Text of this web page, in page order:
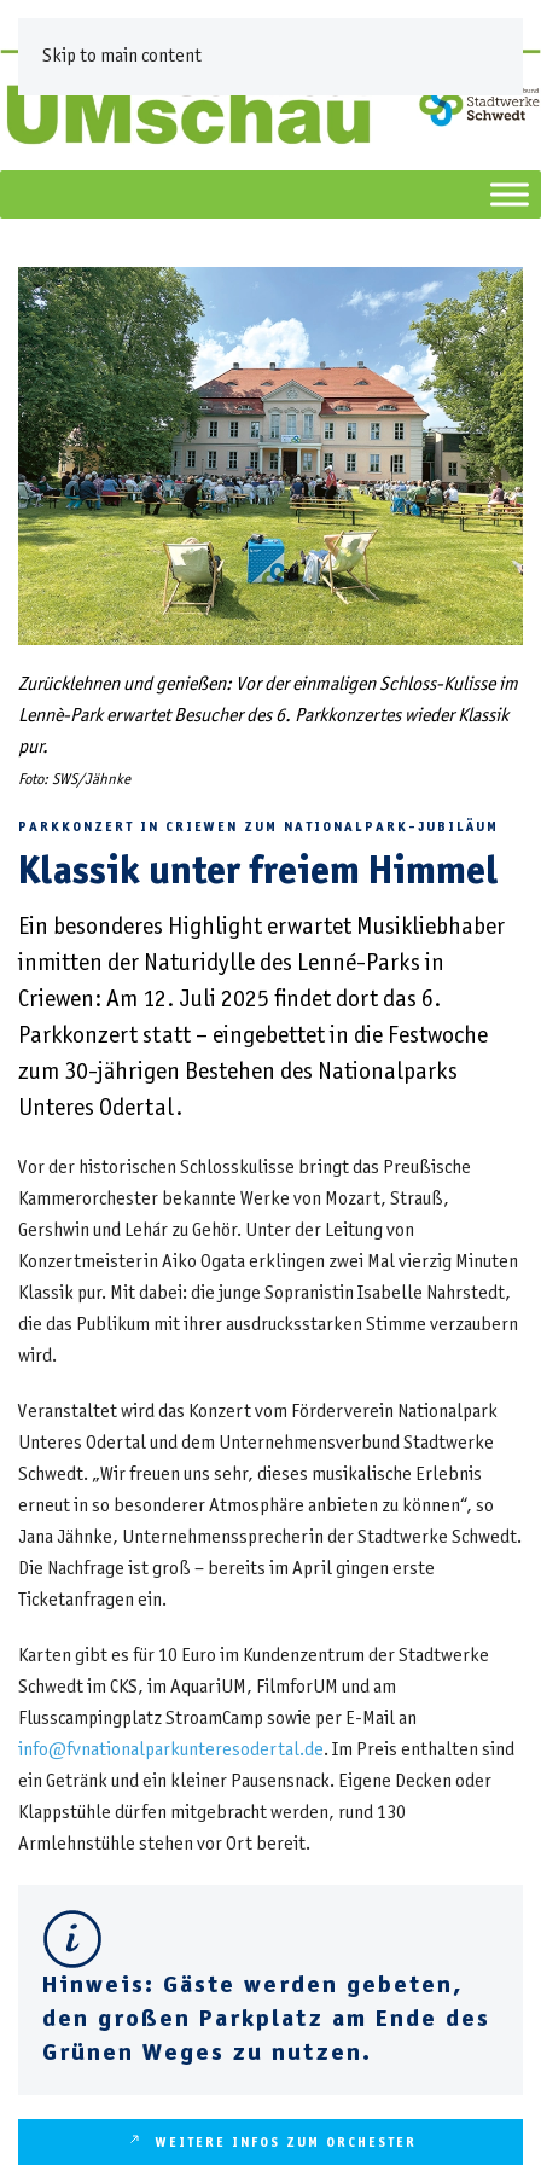
Skip to main content
Zurücklehnen und genießen: Vor der einmaligen Schloss-Kulisse im
Lennè-Park erwartet Besucher des 6. Parkkonzertes wieder Klassik
pur.
Foto: SWS/Jähnke
PARKKONZERT IN CRIEWEN ZUM NATIONALPARK-JUBILÄUM
Klassik unter freiem Himmel
Ein besonderes Highlight erwartet Musikliebhaber
inmitten der Naturidylle des Lenné-Parks in
Criewen: Am 12. Juli 2025 findet dort das 6.
Parkkonzert statt – eingebettet in die Festwoche
zum 30-jährigen Bestehen des Nationalparks
Unteres Odertal.
Vor der historischen Schlosskulisse bringt das Preußische
Kammerorchester bekannte Werke von Mozart, Strauß,
Gershwin und Lehár zu Gehör. Unter der Leitung von
Konzertmeisterin Aiko Ogata erklingen zwei Mal vierzig Minuten
Klassik pur. Mit dabei: die junge Sopranistin Isabelle Nahrstedt,
die das Publikum mit ihrer ausdrucksstarken Stimme verzaubern
wird.
Veranstaltet wird das Konzert vom Förderverein Nationalpark
Unteres Odertal und dem Unternehmensverbund Stadtwerke
Schwedt. „Wir freuen uns sehr, dieses musikalische Erlebnis
erneut in so besonderer Atmosphäre anbieten zu können“, so
Jana Jähnke, Unternehmenssprecherin der Stadtwerke Schwedt.
Die Nachfrage ist groß – bereits im April gingen erste
Ticketanfragen ein.
Karten gibt es für 10 Euro im Kundenzentrum der Stadtwerke
Schwedt im CKS, im AquariUM, FilmforUM und am
Flusscampingplatz StroamCamp sowie per E-Mail an
info@fvnationalparkunteresodertal.de. Im Preis enthalten sind
ein Getränk und ein kleiner Pausensnack. Eigene Decken oder
Klappstühle dürfen mitgebracht werden, rund 130
Armlehnstühle stehen vor Ort bereit.
Hinweis: Gäste werden gebeten,
den großen Parkplatz am Ende des
Grünen Weges zu nutzen.
WEITERE INFOS ZUM ORCHESTER